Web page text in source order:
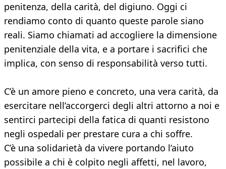
penitenza, della carità, del digiuno. Oggi ci
rendiamo conto di quanto queste parole siano
reali. Siamo chiamati ad accogliere la dimensione
penitenziale della vita, e a portare i sacrifici che
implica, con senso di responsabilità verso tutti.
C’è un amore pieno e concreto, una vera carità, da
esercitare nell’accorgerci degli altri attorno a noi e
sentirci partecipi della fatica di quanti resistono
negli ospedali per prestare cura a chi soffre.
C’è una solidarietà da vivere portando l’aiuto
possibile a chi è colpito negli affetti, nel lavoro,